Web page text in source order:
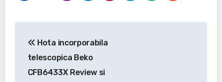
în
articole
Hota incorporabila
telescopica Beko
CFB6433X Review si